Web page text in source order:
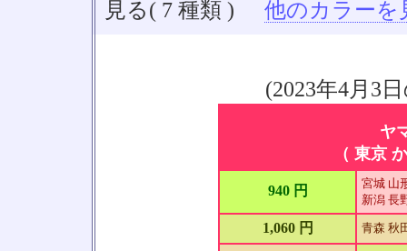
見る( 7 種類 )
他のカラーを
(2023年4月3
ヤ
（ 東京
940 円
宮城 山
新潟 長
1,060 円 青森 秋